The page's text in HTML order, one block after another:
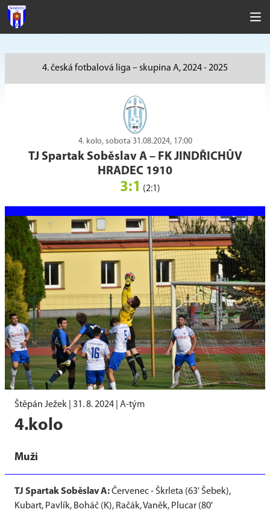
4. česká fotbalová liga – skupina A, 2024 - 2025
4. kolo, sobota 31.08.2024, 17:00
TJ Spartak Soběslav A– FK JINDŘICHŮV
HRADEC 1910
3:1 (2:1)
Štěpán Ježek | 31. 8. 2024 A-tým
4.kolo
Muži
TJ Spartak Soběslav A:Červenec - Škrleta (63' Šebek),
Kubart, Pavlík, Boháč (K), Račák, Vaněk, Plucar (80'